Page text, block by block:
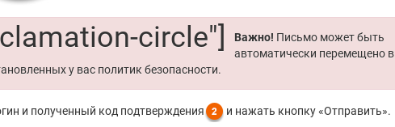
circle"] Важно! Письмо может быть
автоматически перемещено в
у вас политик безопасности.
и полученный код подтверждения и нажать кнопку «Отправить».